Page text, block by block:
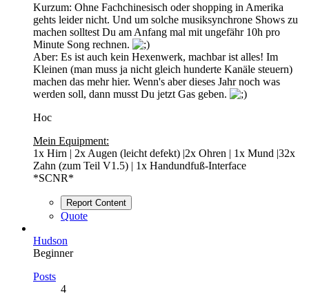
Kurzum: Ohne Fachchinesisch oder shopping in Amerika
gehts leider nicht. Und um solche musiksynchrone Shows zu
machen solltest Du am Anfang mal mit ungefähr 10h pro
Minute Song rechnen.
Aber: Es ist auch kein Hexenwerk, machbar ist alles! Im
Kleinen (man muss ja nicht gleich hunderte Kanäle steuern)
machen das mehr hier. Wenn's aber dieses Jahr noch was
werden soll, dann musst Du jetzt Gas geben.
Hoc
Mein Equipment:
1x Hirn | 2x Augen (leicht defekt) |2x Ohren | 1x Mund |32x
Zahn (zum Teil V1.5) | 1x Handundfuß-Interface
*SCNR*
Report Content
Quote
Hudson
Beginner
Posts
4